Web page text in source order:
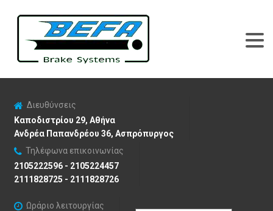
Διευθύνσεις
Καποδιστρίου 29, Αθήνα
Ανδρέα Παπανδρέου 36, Ασπρόπυργος
Τηλέφωνα επικοινωνίας
2105222596 - 2105224457
2111828725 - 2111828726
Ωράριο λειτουργίας